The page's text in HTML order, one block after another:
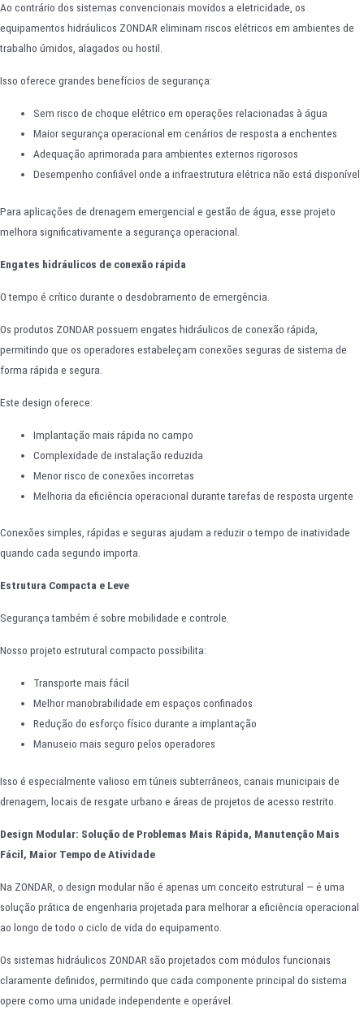
Ao contrário dos sistemas convencionais movidos a eletricidade, os
equipamentos hidráulicos ZONDAR eliminam riscos elétricos em ambientes de
trabalho úmidos, alagados ou hostil.
Isso oferece grandes benefícios de segurança:
Sem risco de choque elétrico em operações relacionadas à água
Maior segurança operacional em cenários de resposta a enchentes
Adequação aprimorada para ambientes externos rigorosos
Desempenho confiável onde a infraestrutura elétrica não está disponível
Para aplicações de drenagem emergencial e gestão de água, esse projeto
melhora significativamente a segurança operacional.
Engates hidráulicos de conexão rápida
O tempo é crítico durante o desdobramento de emergência.
Os produtos ZONDAR possuem engates hidráulicos de conexão rápida,
permitindo que os operadores estabeleçam conexões seguras de sistema de
forma rápida e segura.
Este design oferece:
Implantação mais rápida no campo
Complexidade de instalação reduzida
Menor risco de conexões incorretas
Melhoria da eficiência operacional durante tarefas de resposta urgente
Conexões simples, rápidas e seguras ajudam a reduzir o tempo de inatividade
quando cada segundo importa.
Estrutura Compacta e Leve
Segurança também é sobre mobilidade e controle.
Nosso projeto estrutural compacto possibilita:
Transporte mais fácil
Melhor manobrabilidade em espaços confinados
Redução do esforço físico durante a implantação
Manuseio mais seguro pelos operadores
Isso é especialmente valioso em túneis subterrâneos, canais municipais de
drenagem, locais de resgate urbano e áreas de projetos de acesso restrito.
Design Modular: Solução de Problemas Mais Rápida, Manutenção Mais
Fácil, Maior Tempo de Atividade
Na ZONDAR, o design modular não é apenas um conceito estrutural — é uma
solução prática de engenharia projetada para melhorar a eficiência operacional
ao longo de todo o ciclo de vida do equipamento.
Os sistemas hidráulicos ZONDAR são projetados com módulos funcionais
claramente definidos, permitindo que cada componente principal do sistema
opere como uma unidade independente e operável.